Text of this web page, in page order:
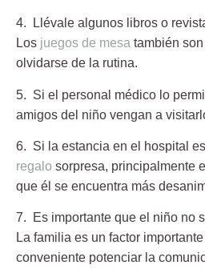
4. Llévale algunos libros o
Los juegos de mesa también
olvidarse de la rutina.
5. Si el personal médico lo
amigos del niño vengan a
6. Si la estancia en el hospital
regalo sorpresa, principalmente
que él se encuentra más
7. Es importante que el niño no
La familia es un factor
conveniente potenciar la